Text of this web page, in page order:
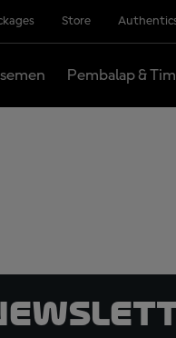
Store
Pembalap & Tim